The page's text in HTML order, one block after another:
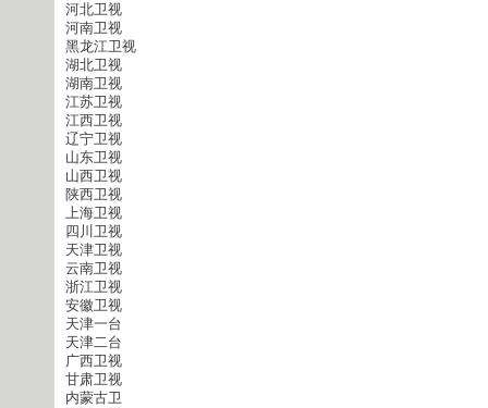
河北卫视
河南卫视
黑龙江卫视
湖北卫视
湖南卫视
江苏卫视
江西卫视
辽宁卫视
山东卫视
山西卫视
陕西卫视
上海卫视
四川卫视
天津卫视
云南卫视
浙江卫视
安徽卫视
天津一台
天津二台
广西卫视
甘肃卫视
内蒙古卫